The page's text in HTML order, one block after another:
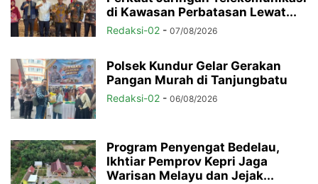
di Kawasan Perbatasan Lewat...
Redaksi-02 - 07/08/2026
Polsek Kundur Gelar Gerakan
Pangan Murah di Tanjungbatu
Redaksi-02 - 06/08/2026
Program Penyengat Bedelau,
Ikhtiar Pemprov Kepri Jaga
Warisan Melayu dan Jejak...